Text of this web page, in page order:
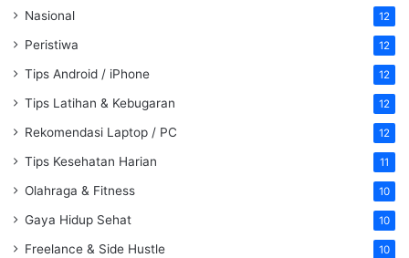
Nasional 12
Peristiwa 12
Tips Android / iPhone 12
Tips Latihan & Kebugaran 12
Rekomendasi Laptop / PC 12
Tips Kesehatan Harian 11
Olahraga & Fitness 10
Gaya Hidup Sehat 10
Freelance & Side Hustle 10